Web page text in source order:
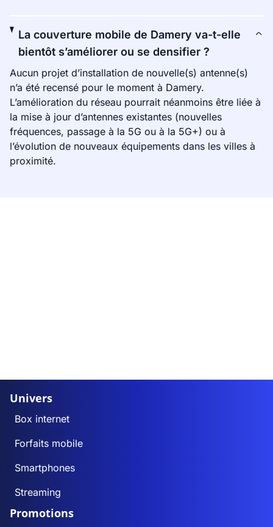
La couverture mobile de Damery va-t-elle
bientôt s’améliorer ou se densifier ?
Aucun projet d’installation de nouvelle(s) antenne(s)
n’a été recensé pour le moment à Damery.
L’amélioration du réseau pourrait néanmoins être liée à
la mise à jour d’antennes existantes (nouvelles
fréquences, passage à la 5G ou à la 5G+) ou à
l’évolution de nouveaux équipements dans les villes à
proximité.
Univers
Box internet
Forfaits mobile
Smartphones
Streaming
Promotions